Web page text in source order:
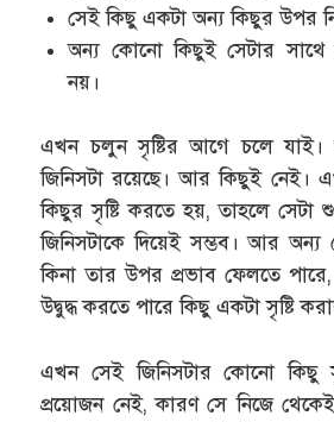
সেই কিছু একটা অন্য কিছুর উপর
অন্য কোনো কিছুই সেটার
নয়।
এখন চলুন সৃষ্টির আগে চলে যাই।
জিনিসটা রয়েছে। আর কিছুই নেই।
কিছুর সৃষ্টি করতে হয়, তাহলে সেটা
জিনিসটাকে দিয়েই সম্ভব। আর
কিনা তার উপর প্রভাব ফেলতে
উদ্বুদ্ধ করতে পারে কিছু একটা সৃষ্টি
এখন সেই জিনিসটার কোনো কিছু
প্রয়োজন নেই, কারণ সে নিজে থেকেই